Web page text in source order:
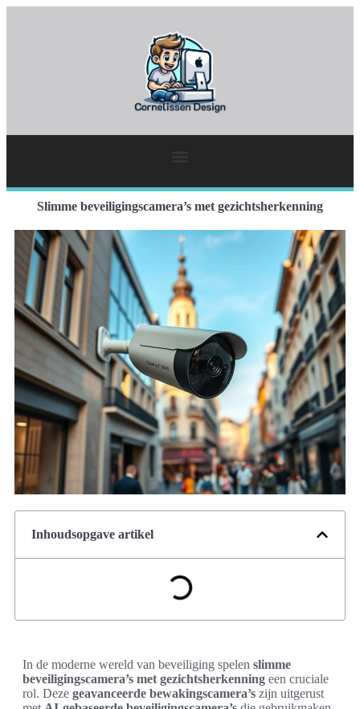
Slimme beveiligingscamera’s met gezichtsherkenning
Inhoudsopgave artikel
In de moderne wereld van beveiliging spelen slimme
beveiligingscamera’s met gezichtsherkenning een cruciale
rol. Deze geavanceerde bewakingscamera’s zijn uitgerust